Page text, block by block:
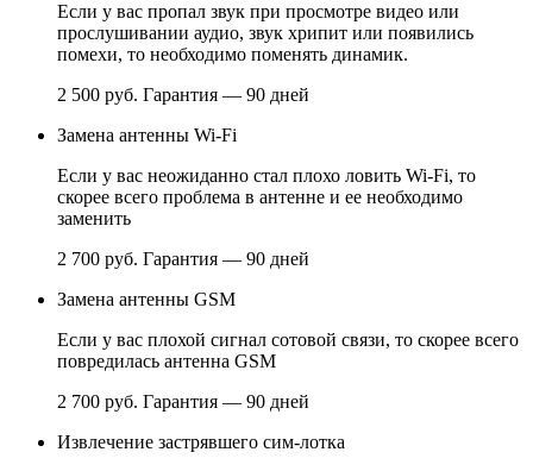
Если у вас пропал звук при просмотре видео или
прослушивании аудио, звук хрипит или появились
помехи, то необходимо поменять динамик.
2 500 руб. Гарантия — 90 дней
Замена антенны Wi-Fi
Если у вас неожиданно стал плохо ловить Wi-Fi, то
скорее всего проблема в антенне и ее необходимо
заменить
2 700 руб. Гарантия — 90 дней
Замена антенны GSM
Если у вас плохой сигнал сотовой связи, то скорее всего
повредилась антенна GSM
2 700 руб. Гарантия — 90 дней
Извлечение застрявшего сим-лотка